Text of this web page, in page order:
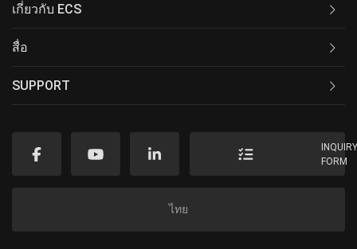
เกี่ยวกับ ECS
สื่อ
SUPPORT
FORM
ไทย